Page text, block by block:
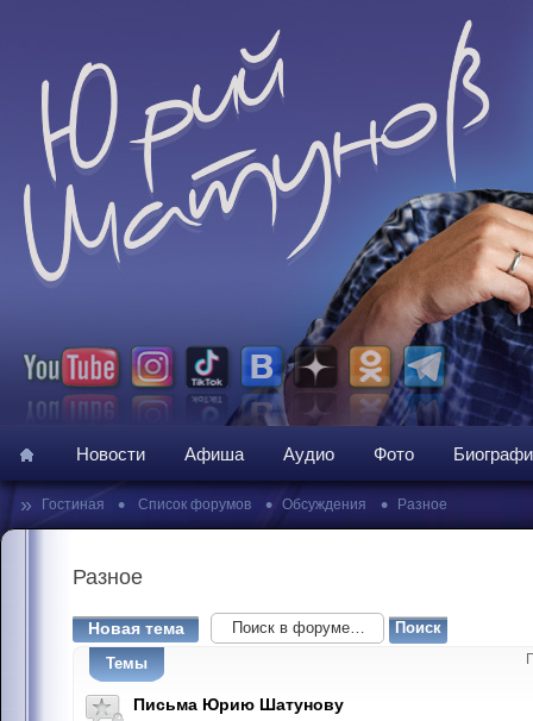
Новости Афиша Аудио Фото
» Гостиная • Список форумов • Обсуждения • Разное
Разное
Новая тема
Темы
Письма Юрию Шатунову